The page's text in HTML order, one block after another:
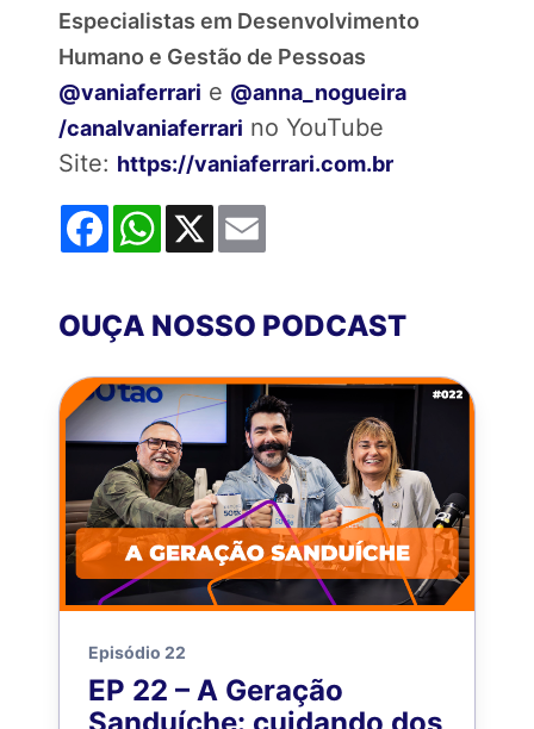
Especialistas em Desenvolvimento
Humano e Gestão de Pessoas
@vaniaferrari e @anna_nogueira
/canalvaniaferrari no YouTube
Site: https://vaniaferrari.com.br
FacebookWhatsApp
X
OUÇA NOSSO PODCAST
Episódio 22
EP 22 – A Geração